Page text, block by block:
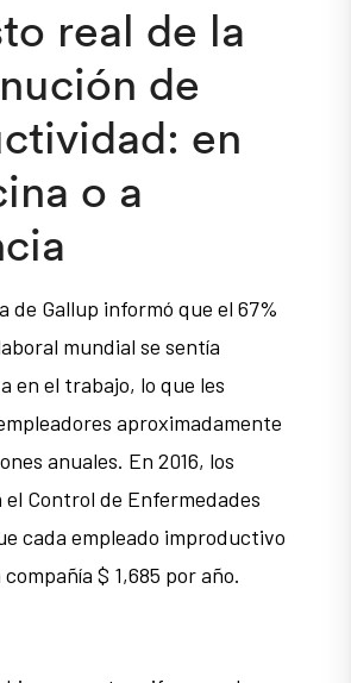
real de la
de
en
o a
de Gallup informó que el 67%
mundial se sentía
en el trabajo, lo que les
aproximadamente
anuales. En 2016, los
el Control de Enfermedades
cada empleado improductivo
$ 1,685 por año.